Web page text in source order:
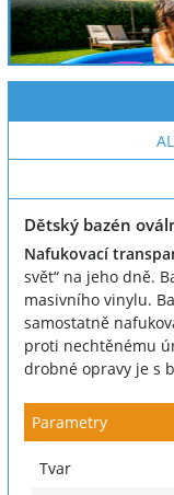
Dětský bazén
Nafukovací
svět“ na jeho dně.
masivního vinylu.
samostatně
proti nechtěnému
drobné opravy je s
Parametry
Tvar